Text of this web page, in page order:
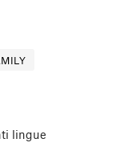
lingue